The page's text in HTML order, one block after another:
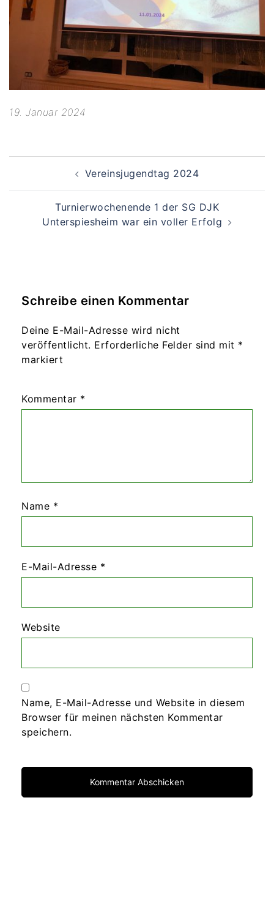
19. Januar 2024
Vereinsjugendtag 2024
Turnierwochenende 1 der SG DJK
Unterspiesheim war ein voller Erfolg
Schreibe einen Kommentar
Deine E-Mail-Adresse wird nicht
veröffentlicht. Erforderliche Felder sind mit *
markiert
Kommentar *
Name *
E-Mail-Adresse *
Website
Name, E-Mail-Adresse und Website in diesem
Browser für meinen nächsten Kommentar
speichern.